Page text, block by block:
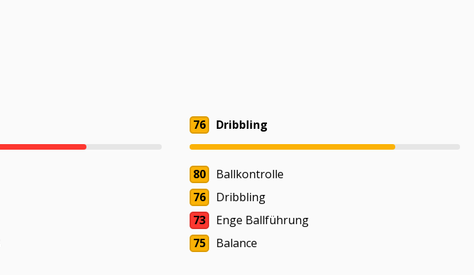
76 Dribbling
80
Ballkontrolle
76
Dribbling
73
Enge Ballführung
75
Balance